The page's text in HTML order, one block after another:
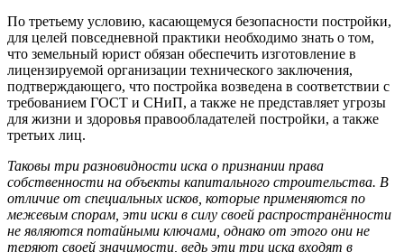
По третьему условию, касающемуся безопасности постройки,
для целей повседневной практики необходимо знать о том,
что земельный юрист обязан обеспечить изготовление в
лицензируемой организации технического заключения,
подтверждающего, что постройка возведена в соответствии с
требованием ГОСТ и СНиП, а также не представляет угрозы
для жизни и здоровья правообладателей постройки, а также
третьих лиц.
Таковы три разновидности иска о признании права
собственности на объекты капитального строительства. В
отличие от специальных исков, которые применяются по
межевым спорам, эти иски в силу своей распространённости
не являются потайными ключами, однако от этого они не
теряют своей значимости, ведь эти три иска входят в